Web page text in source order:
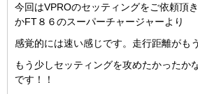
今回はVPROのセッティングをご依頼頂
かFT８６のスーパーチャージャーより
感覚的には速い感じです。走行距離がも
もう少しセッティングを攻めたかったか
です！！